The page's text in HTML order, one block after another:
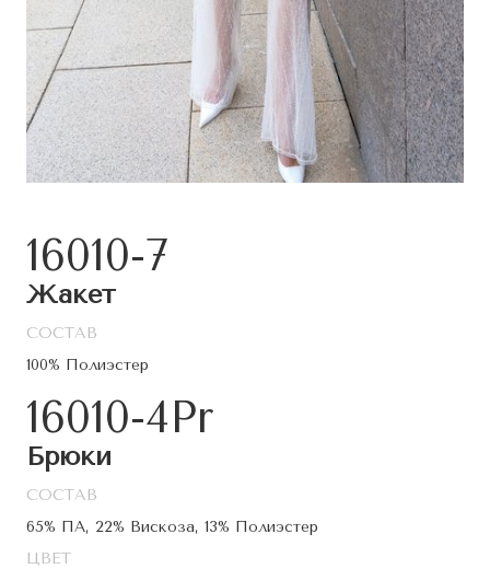
16010-7
Жакет
СОСТАВ
100% Полиэстер
16010-4Pr
Брюки
СОСТАВ
65% ПА, 22% Вискоза, 13% Полиэстер
ЦВЕТ